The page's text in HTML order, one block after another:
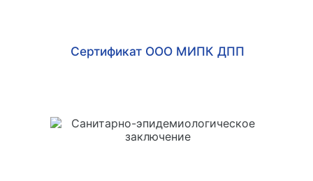
Сертификат ООО МИПК ДПП